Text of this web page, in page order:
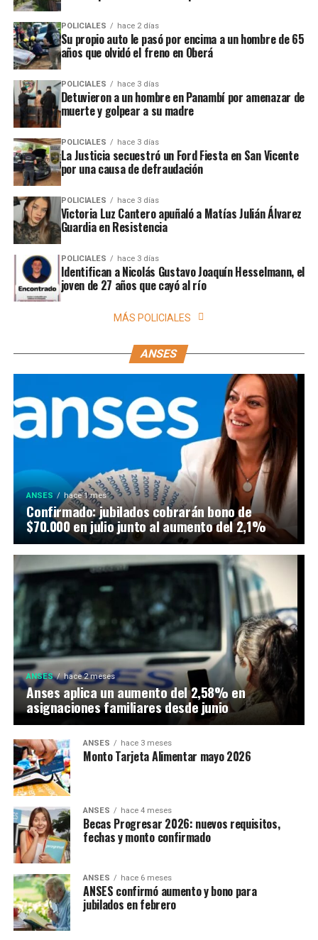
POLICIALES hace 2 días
Su propio auto le pasó por encima a un hombre de 65
años que olvidó el freno en Oberá
POLICIALES hace 3 días
Detuvieron a un hombre en Panambí por amenazar de
muerte y golpear a su madre
POLICIALES hace 3 días
La Justicia secuestró un Ford Fiesta en San Vicente
por una causa de defraudación
POLICIALES hace 3 días
Victoria Luz Cantero apuñaló a Matías Julián Álvarez
Guardia en Resistencia
POLICIALES hace 3 días
Identifican a Nicolás Gustavo Joaquín Hesselmann, el
joven de 27 años que cayó al río
MÁS POLICIALES
ANSES
ANSES hace 1 mes
Confirmado: jubilados cobrarán bono de
$70.000 en julio junto al aumento del 2,1%
ANSES hace 2 meses
Anses aplica un aumento del 2,58% en
asignaciones familiares desde junio
ANSES hace 3 meses
Monto Tarjeta Alimentar mayo 2026
ANSES hace 4 meses
Becas Progresar 2026: nuevos requisitos,
fechas y monto confirmado
ANSES hace 6 meses
ANSES confirmó aumento y bono para
jubilados en febrero